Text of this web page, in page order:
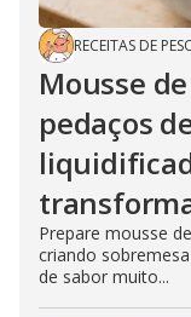
RECEITAS DE
Mousse
pedaços
Prepare mousse
criando
de sabor muito...